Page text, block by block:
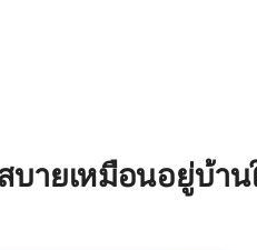
บายเหมือนอยู่บ้า